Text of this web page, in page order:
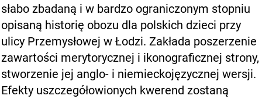
słabo zbadaną i w bardzo ograniczonym stopniu
opisaną historię obozu dla polskich dzieci przy
ulicy Przemysłowej w Łodzi. Zakłada poszerzenie
zawartości merytorycznej i ikonograficznej strony,
stworzenie jej anglo- i niemieckojęzycznej wersji.
Efekty uszczegółowionych kwerend zostaną